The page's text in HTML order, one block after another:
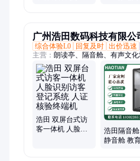
广州浩田数码科技有限公
综合体验L0
回复及时 出价迅速
主营： 朗读亭、隔音舱、有声文
电子书借阅机、大头贴拍照机器
桌面听书机、光影阅读机、RFID
柜、智慧图书馆设备方案、自助
书管理系统
浩田 双屏台式访
客一体机 人脸识
浩田隔音舱
静音舱 教